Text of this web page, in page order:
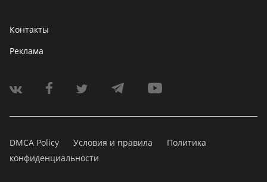
Контакты
Реклама
DMCA Policy Условия и правила
Политика
конфиденциальности